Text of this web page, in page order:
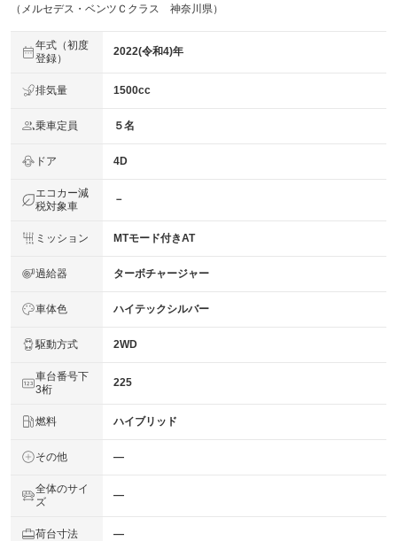
（メルセデス・ベンツＣクラス 神奈川県）
年式（初度
登録）
2022(令和4)年
排気量 1500cc
乗車定員 ５名
ドア 4D
エコカー減
税対象車
－
ミッション MTモード付きAT
過給器 ターボチャージャー
車体色 ハイテックシルバー
駆動方式 2WD
車台番号下
3桁
225
燃料 ハイブリッド
その他 ―
全体のサイ
ズ
―
荷台寸法 ―